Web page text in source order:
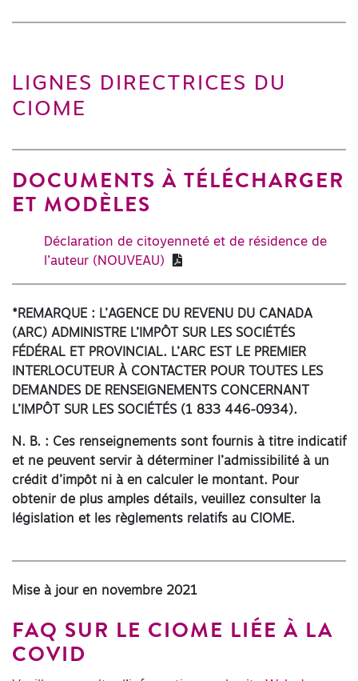
LIGNES DIRECTRICES DU
CIOME
DOCUMENTS À TÉLÉCHARGER
ET MODÈLES
Déclaration de citoyenneté et de résidence de
l’auteur (NOUVEAU)
*REMARQUE : L’AGENCE DU REVENU DU CANADA
(ARC) ADMINISTRE L’IMPÔT SUR LES SOCIÉTÉS
FÉDÉRAL ET PROVINCIAL. L’ARC EST LE PREMIER
INTERLOCUTEUR À CONTACTER POUR TOUTES LES
DEMANDES DE RENSEIGNEMENTS CONCERNANT
L’IMPÔT SUR LES SOCIÉTÉS (1 833 446-0934).
N. B. : Ces renseignements sont fournis à titre indicatif
et ne peuvent servir à déterminer l’admissibilité à un
crédit d’impôt ni à en calculer le montant. Pour
obtenir de plus amples détails, veuillez consulter la
législation et les règlements relatifs au CIOME.
Mise à jour en novembre 2021
FAQ SUR LE CIOME LIÉE À LA
COVID